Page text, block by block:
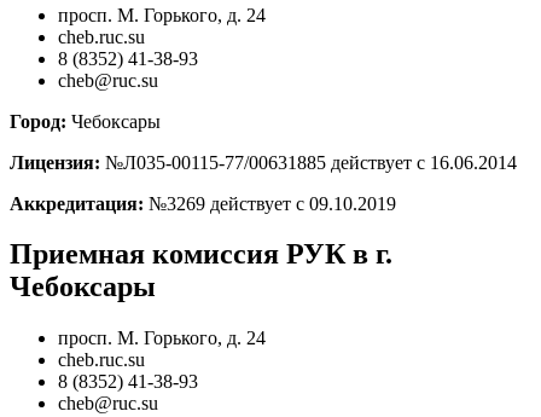
просп. М. Горького, д. 24
cheb.ruc.su
8 (8352) 41-38-93
cheb@ruc.su
Город: Чебоксары
Лицензия: №Л035-00115-77/00631885 действует с 16.06.2014
Аккредитация: №3269 действует с 09.10.2019
Приемная комиссия РУК в г.
Чебоксары
просп. М. Горького, д. 24
cheb.ruc.su
8 (8352) 41-38-93
cheb@ruc.su